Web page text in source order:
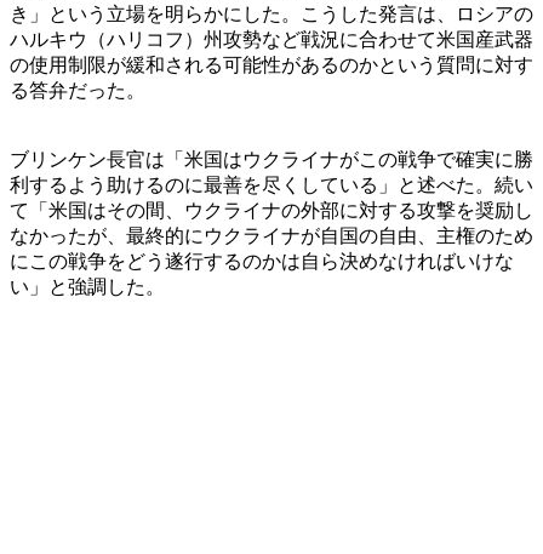
き」という立場を明らかにした。こうした発言は、ロシアの
ハルキウ（ハリコフ）州攻勢など戦況に合わせて米国産武器
の使用制限が緩和される可能性があるのかという質問に対す
る答弁だった。
ブリンケン長官は「米国はウクライナがこの戦争で確実に勝
利するよう助けるのに最善を尽くしている」と述べた。続い
て「米国はその間、ウクライナの外部に対する攻撃を奨励し
なかったが、最終的にウクライナが自国の自由、主権のため
にこの戦争をどう遂行するのかは自ら決めなければいけな
い」と強調した。